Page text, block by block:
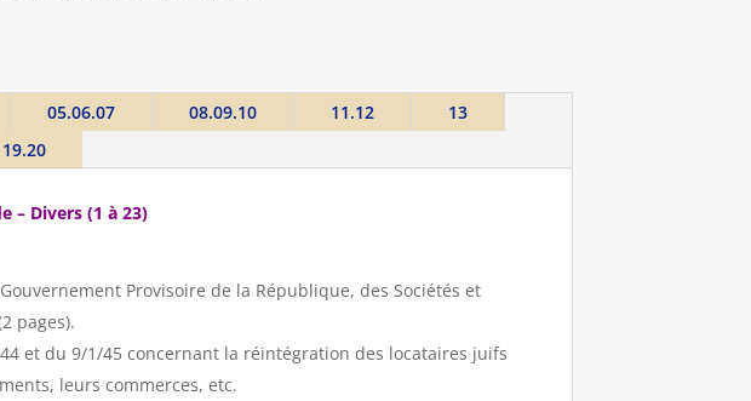
05.06.07 08.09.10 11.12
13
19.20
– Divers (1 à 23)
Provisoire de la République, des Sociétés et
pages).
et du 9/1/45 concernant la réintégration des locataires juifs
leurs commerces, etc.